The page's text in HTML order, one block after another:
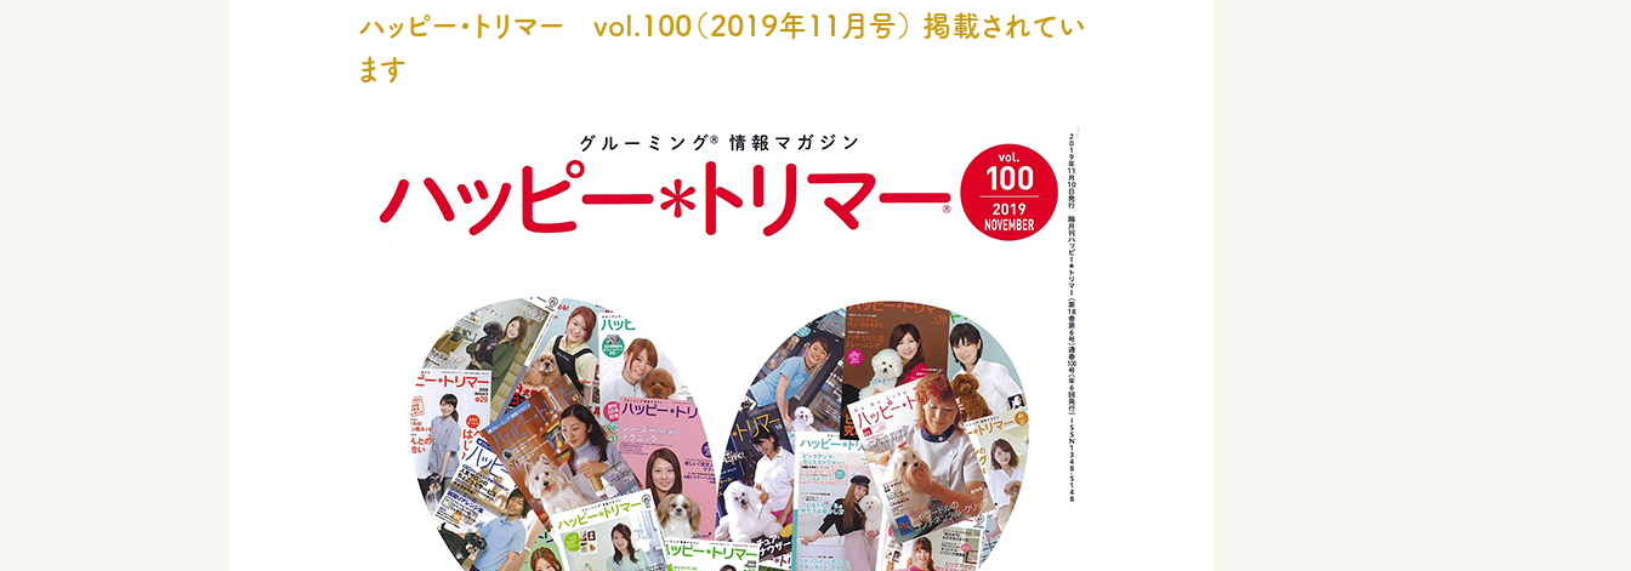
ハッピー・トリマー vol.100（2019年11月号） 掲載されてい
ます